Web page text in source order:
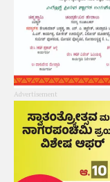
Advertisement